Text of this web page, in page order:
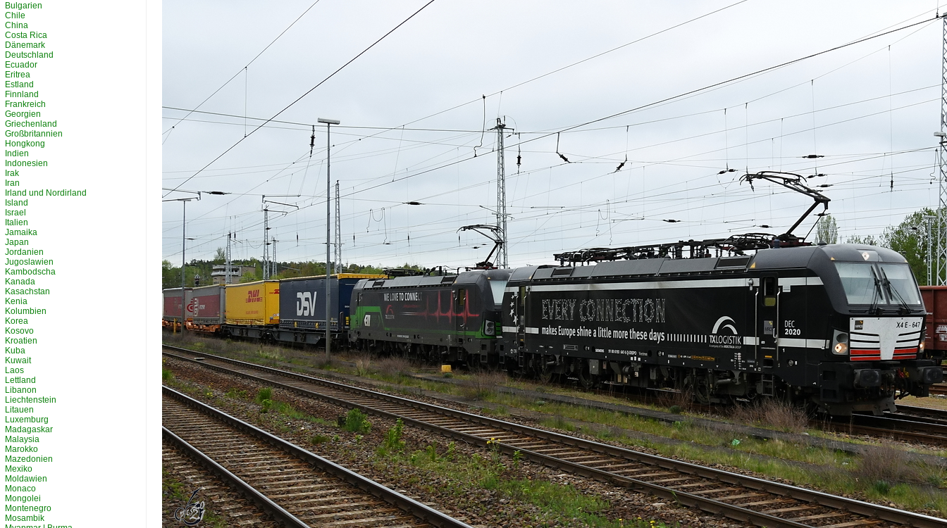
Bulgarien
Chile
China
Costa Rica
Dänemark
Deutschland
Ecuador
Eritrea
Estland
Finnland
Frankreich
Georgien
Griechenland
Großbritannien
Hongkong
Indien
Indonesien
Irak
Iran
Irland und Nordirland
Island
Israel
Italien
Jamaika
Japan
Jordanien
Jugoslawien
Kambodscha
Kanada
Kasachstan
Kenia
Kolumbien
Korea
Kosovo
Kroatien
Kuba
Kuwait
Laos
Lettland
Libanon
Liechtenstein
Litauen
Luxemburg
Madagaskar
Malaysia
Marokko
Mazedonien
Mexiko
Moldawien
Monaco
Mongolei
Montenegro
Mosambik